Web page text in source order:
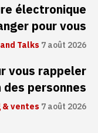
électronique
pour vous
Talks7 août 2026
vous rappeler
des personnes
& ventes7 août 2026